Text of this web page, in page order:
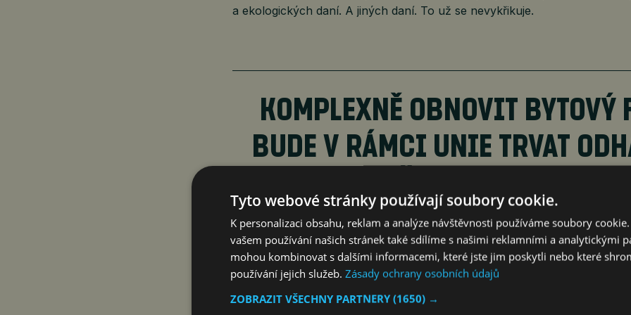
a ekologických daní. A jiných daní. To už se nevykřikuje.
KOMPLEXNĚ OBNOVIT BYTOVÝ
BUDE V RÁMCI UNIE TRVAT
Zdaleka nejsme v průšvihu sami. Tempo renovací je pomalé v celé EU.
jen tempo renovací bytových domů komplexní formou ještě pomalejší, a to
Tyto webové stránky používají soubory cookie.
K personalizaci obsahu, reklam a analýze návštěvnosti používáme soubory
vašem používání našich stránek také sdílíme s našimi reklamními a analytickými
mohou kombinovat s dalšími informacemi, které jste jim poskytli nebo které
používání jejich služeb. Zásady ochrany osobních údajů
ZOBRAZIT VŠECHNY PARTNERY (1650) →